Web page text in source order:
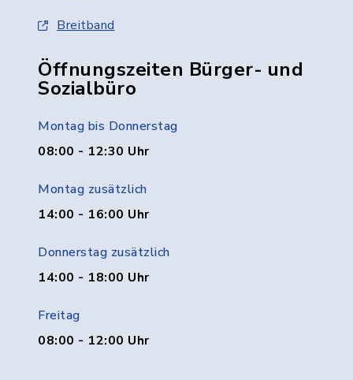
Breitband
Öffnungszeiten Bürger- und
Sozialbüro
Montag bis Donnerstag
08:00 - 12:30 Uhr
Montag zusätzlich
14:00 - 16:00 Uhr
Donnerstag zusätzlich
14:00 - 18:00 Uhr
Freitag
08:00 - 12:00 Uhr